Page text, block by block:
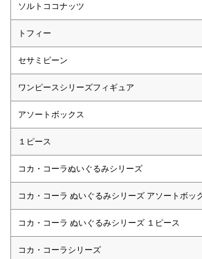
ソルトココナッツ
トフィー
セサミビーン
ワンピースシリーズフィギュア
アソートボックス
１ピース
コカ・コーラぬいぐるみシリーズ
コカ・コーラ ぬいぐるみシリーズ アソートボッ
コカ・コーラ ぬいぐるみシリーズ １ピース
コカ・コーラシリーズ